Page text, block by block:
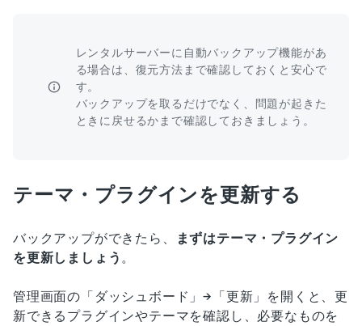
レンタルサーバーに自動バックアップ機能があ
る場合は、復元方法まで確認しておくと安心で
す。
バックアップを取るだけでなく、問題が起きた
ときに戻せるかまで確認しておきましょう。
テーマ・プラグインを更新する
バックアップができたら、
まずはテーマ・プラグイン
を更新しましょう 。
管理画面の「ダッシュボード」→「更新」を開くと、更
新できるプラグインやテーマを確認し、必要なものを